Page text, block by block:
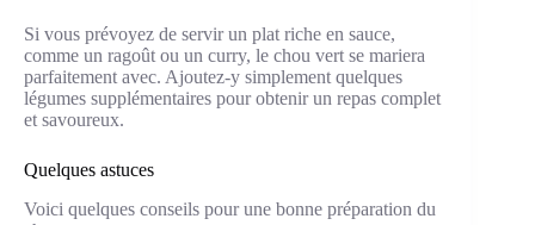
Si vous prévoyez de servir un plat riche en sauce,
comme un ragoût ou un curry, le chou vert se mariera
parfaitement avec. Ajoutez-y simplement quelques
légumes supplémentaires pour obtenir un repas complet
et savoureux.
Quelques astuces
Voici quelques conseils pour une bonne préparation du